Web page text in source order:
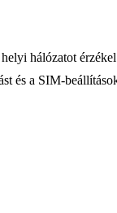
hálózatot
és a SIM-